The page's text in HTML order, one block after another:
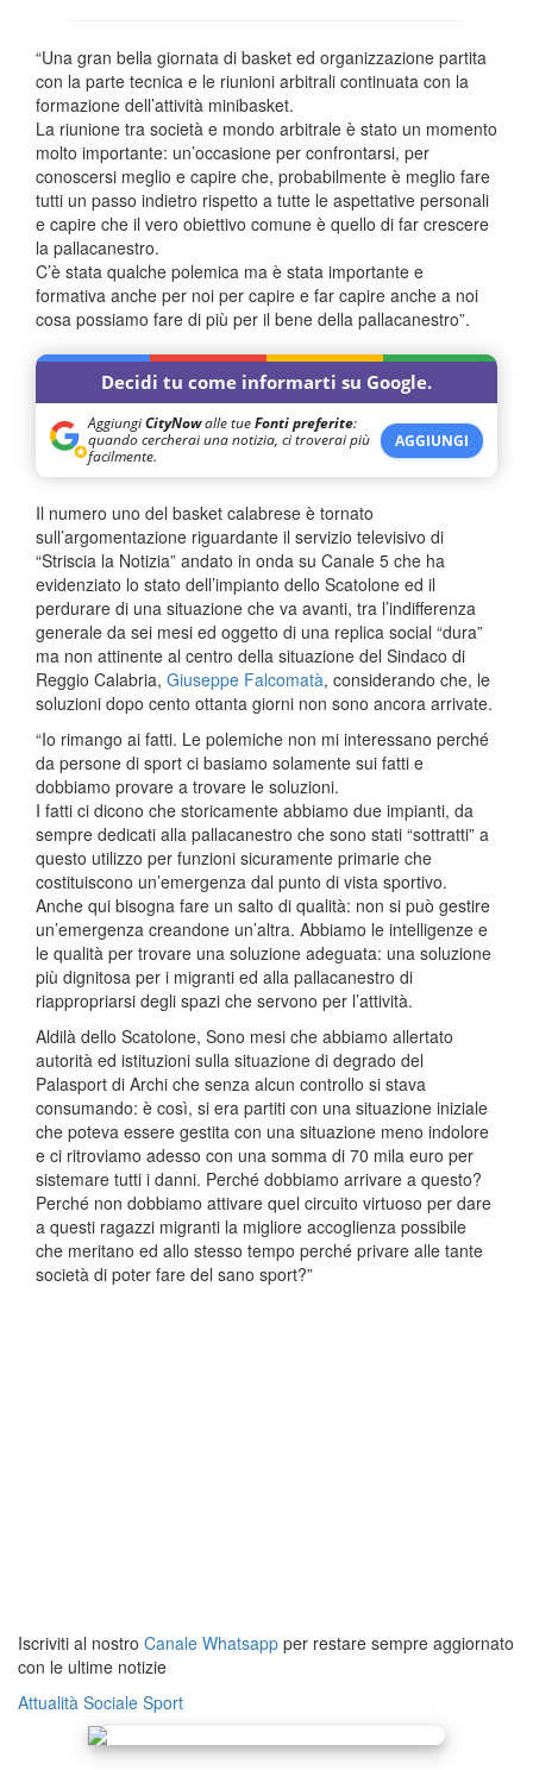
“Una gran bella giornata di basket ed organizzazione partita
con la parte tecnica e le riunioni arbitrali continuata con la
formazione dell’attività minibasket.
La riunione tra società e mondo arbitrale è stato un momento
molto importante: un’occasione per confrontarsi, per
conoscersi meglio e capire che, probabilmente è meglio fare
tutti un passo indietro rispetto a tutte le aspettative personali
e capire che il vero obiettivo comune è quello di far crescere
la pallacanestro.
C’è stata qualche polemica ma è stata importante e
formativa anche per noi per capire e far capire anche a noi
cosa possiamo fare di più per il bene della pallacanestro”.
Decidi tu come informarti su Google.
AggiungiCityNowalle tueFonti preferite:
quando cercherai una notizia, ci troverai più
facilmente.
AGGIUNGI
Il numero uno del basket calabrese è tornato
sull’argomentazione riguardante il servizio televisivo di
“Striscia la Notizia” andato in onda su Canale 5 che ha
evidenziato lo stato dell’impianto dello Scatolone ed il
perdurare di una situazione che va avanti, tra l’indifferenza
generale da sei mesi ed oggetto di una replica social “dura”
ma non attinente al centro della situazione del Sindaco di
Reggio Calabria, Giuseppe Falcomatà, considerando che, le
soluzioni dopo cento ottanta giorni non sono ancora arrivate.
“Io rimango ai fatti. Le polemiche non mi interessano perché
da persone di sport ci basiamo solamente sui fatti e
dobbiamo provare a trovare le soluzioni.
I fatti ci dicono che storicamente abbiamo due impianti, da
sempre dedicati alla pallacanestro che sono stati “sottratti” a
questo utilizzo per funzioni sicuramente primarie che
costituiscono un’emergenza dal punto di vista sportivo.
Anche qui bisogna fare un salto di qualità: non si può gestire
un’emergenza creandone un’altra. Abbiamo le intelligenze e
le qualità per trovare una soluzione adeguata: una soluzione
più dignitosa per i migranti ed alla pallacanestro di
riappropriarsi degli spazi che servono per l’attività.
Aldilà dello Scatolone, Sono mesi che abbiamo allertato
autorità ed istituzioni sulla situazione di degrado del
Palasport di Archi che senza alcun controllo si stava
consumando: è così, si era partiti con una situazione iniziale
che poteva essere gestita con una situazione meno indolore
e ci ritroviamo adesso con una somma di 70 mila euro per
sistemare tutti i danni. Perché dobbiamo arrivare a questo?
Perché non dobbiamo attivare quel circuito virtuoso per dare
a questi ragazzi migranti la migliore accoglienza possibile
che meritano ed allo stesso tempo perché privare alle tante
società di poter fare del sano sport?”
Iscriviti al nostro Canale Whatsapp per restare sempre aggiornato
con le ultime notizie
Attualità Sociale Sport